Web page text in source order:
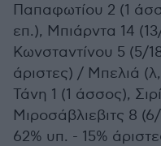
Παπαφωτίου 2 (1
επ.), Μπιάρντα 14
Κωνσταντίνου 5 (5/
άριστες) / Μπελιά
Τάνη 1 (1 άσσος),
Μιροσάβλιεβιτς 8
62% υπ. - 15%